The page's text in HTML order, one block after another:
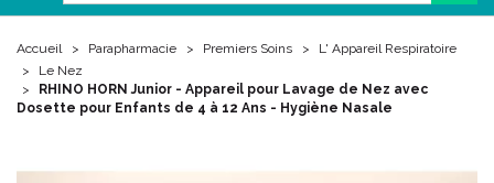
Accueil Parapharmacie Premiers Soins
L' Appareil Respiratoire
Le Nez
RHINO HORN Junior - Appareil pour Lavage de Nez avec
Dosette pour Enfants de 4 à 12 Ans - Hygiène Nasale